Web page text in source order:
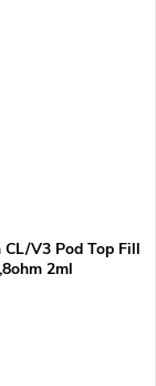
CL/V3 Pod Top Fill
2ml